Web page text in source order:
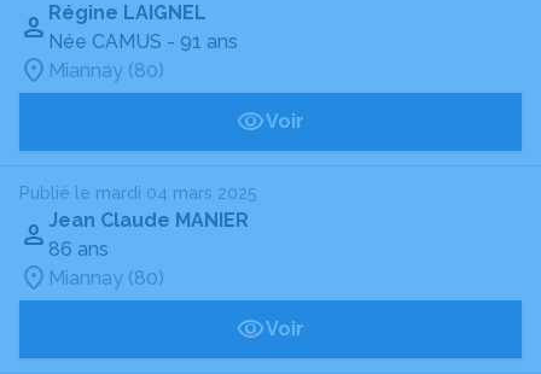
Régine LAIGNEL
Née CAMUS - 91 ans
Miannay (80)
Voir
Publié le mardi 04 mars 2025
Jean Claude MANIER
86 ans
Miannay (80)
Voir